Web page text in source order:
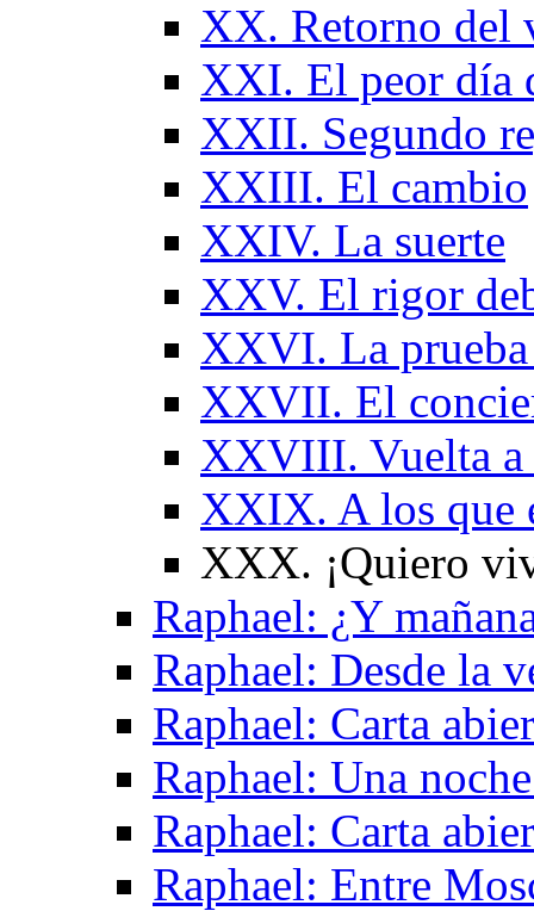
XX. Retorno del
XXI. El peor día
XXII. Segundo
XXIII. El cambio
XXIV. La suerte
XXV. El rigor
XXVI. La
XXVII. El
XXVIII. Vuelta a
XXIX. A los que
XXX. ¡Quiero
Raphael: ¿Y
Raphael: Desde la
Raphael: Carta
Raphael: Una
Raphael: Carta
Raphael: Entre